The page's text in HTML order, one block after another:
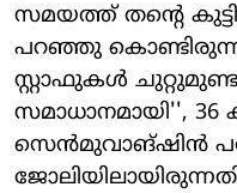
സമയത്ത് തന്റെ
പറഞ്ഞു
സ്റ്റാഫുകള്‍
സമാധാനമായി'', 36
സെന്‍മുവാങ്ഷിന്‍